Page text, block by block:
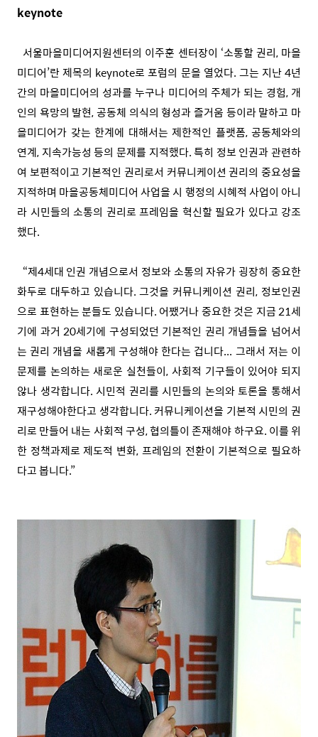
keynote
서울마을미디어지원센터의 이주훈 센터장이 ‘소통할 권리, 마을
미디어’란 제목의 keynote로 포럼의 문을 열었다. 그는 지난 4년
간의 마을미디어의 성과를 누구나 미디어의 주체가 되는 경험, 개
인의 욕망의 발현, 공동체 의식의 형성과 즐거움 등이라 말하고 마
을미디어가 갖는 한계에 대해서는 제한적인 플랫폼, 공동체와의
연계, 지속가능성 등의 문제를 지적했다. 특히 정보 인권과 관련하
여 보편적이고 기본적인 권리로서 커뮤니케이션 권리의 중요성을
지적하며 마을공동체미디어 사업을 시 행정의 시혜적 사업이 아니
라 시민들의 소통의 권리로 프레임을 혁신할 필요가 있다고 강조
했다.
“제4세대 인권 개념으로서 정보와 소통의 자유가 굉장히 중요한
화두로 대두하고 있습니다. 그것을 커뮤니케이션 권리, 정보인권
으로 표현하는 분들도 있습니다. 어쨌거나 중요한 것은 지금 21세
기에 과거 20세기에 구성되었던 기본적인 권리 개념들을 넘어서
는 권리 개념을 새롭게 구성해야 한다는 겁니다... 그래서 저는 이
문제를 논의하는 새로운 실천들이, 사회적 기구들이 있어야 되지
않나 생각합니다. 시민적 권리를 시민들의 논의와 토론을 통해서
재구성해야한다고 생각합니다. 커뮤니케이션을 기본적 시민의 권
리로 만들어 내는 사회적 구성, 협의틀이 존재해야 하구요. 이를 위
한 정책과제로 제도적 변화, 프레임의 전환이 기본적으로 필요하
다고 봅니다.”